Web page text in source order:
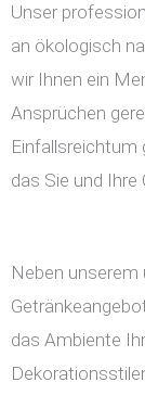
Unser
an ökologisch
wir Ihnen ein
Ansprüchen
Einfallsreichtum
das Sie und Ihre
Neben unserem
das Ambiente